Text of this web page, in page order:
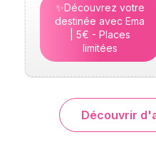
✨Découvrez votre
destinée avec Ema
| 5€ - Places
limitées
Découvrir